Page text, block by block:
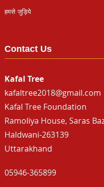
हमसे जुड़िये
Contact Us
Kafal Tree
kafaltree2018@gmail.com
Kafal Tree Foundation
Ramoliya House, Saras
Haldwani-263139
Uttarakhand
05946-365899